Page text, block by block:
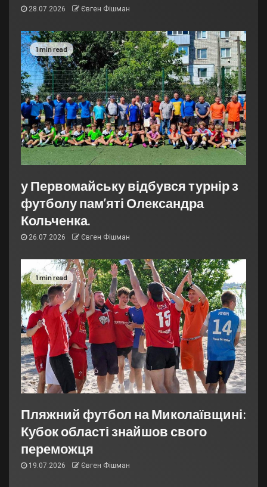
28.07.2026 Євген Фішман
1 min read
у Первомайську відбувся турнір з
футболу пам’яті Олександра
Кольченка.
26.07.2026 Євген Фішман
1 min read
Пляжний футбол на Миколаївщині:
Кубок області знайшов свого
переможця
19.07.2026 Євген Фішман